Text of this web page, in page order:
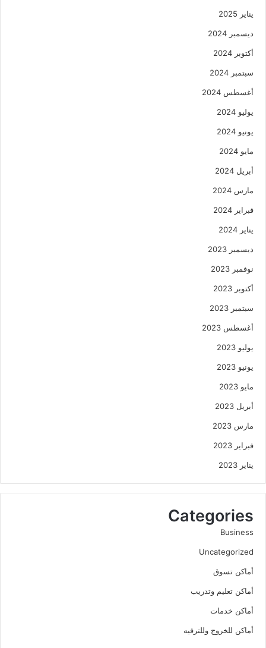
يناير 2025
ديسمبر 2024
أكتوبر 2024
سبتمبر 2024
أغسطس 2024
يوليو 2024
يونيو 2024
مايو 2024
أبريل 2024
مارس 2024
فبراير 2024
يناير 2024
ديسمبر 2023
نوفمبر 2023
أكتوبر 2023
سبتمبر 2023
أغسطس 2023
يوليو 2023
يونيو 2023
مايو 2023
أبريل 2023
مارس 2023
فبراير 2023
يناير 2023
Categories
Business
Uncategorized
أماكن تسوق
أماكن تعليم وتدريب
أماكن خدمات
أماكن للخروج وللترفيه